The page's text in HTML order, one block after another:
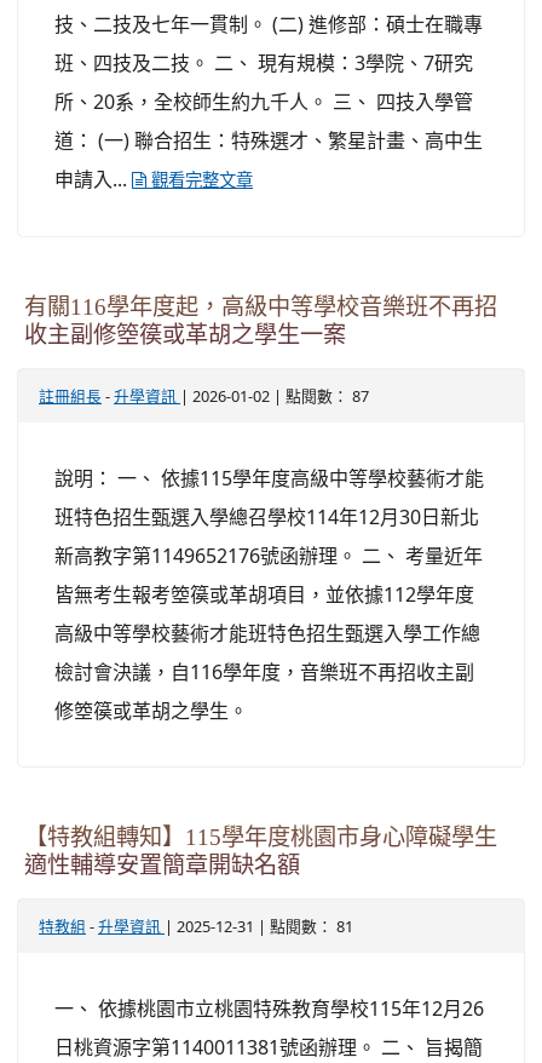
技、二技及七年一貫制。 (二) 進修部：碩士在職專
班、四技及二技。 二、 現有規模：3學院、7研究
所、20系，全校師生約九千人。 三、 四技入學管
道： (一) 聯合招生：特殊選才、繁星計畫、高中生
申請入...
觀看完整文章
有關116學年度起，高級中等學校音樂班不再招
收主副修箜篌或革胡之學生一案
註冊組長 - 升學資訊 | 2026-01-02 | 點閱數： 87
說明： 一、 依據115學年度高級中等學校藝術才能
班特色招生甄選入學總召學校114年12月30日新北
新高教字第1149652176號函辦理。 二、 考量近年
皆無考生報考箜篌或革胡項目，並依據112學年度
高級中等學校藝術才能班特色招生甄選入學工作總
檢討會決議，自116學年度，音樂班不再招收主副
修箜篌或革胡之學生。
【特教組轉知】115學年度桃園市身心障礙學生
適性輔導安置簡章開缺名額
特教組 - 升學資訊 | 2025-12-31 | 點閱數： 81
一、 依據桃園市立桃園特殊教育學校115年12月26
日桃資源字第1140011381號函辦理。 二、 旨揭簡